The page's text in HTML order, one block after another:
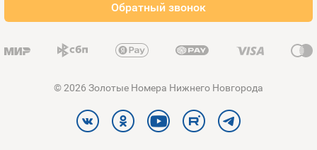
Обратный звонок
© 2026 Золотые Номера Нижнего Новгорода